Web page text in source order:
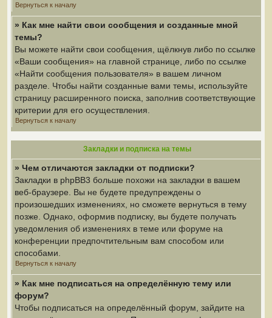
Вернуться к началу
» Как мне найти свои сообщения и созданные мной
темы?
Вы можете найти свои сообщения, щёлкнув либо по ссылке
«Ваши сообщения» на главной странице, либо по ссылке
«Найти сообщения пользователя» в вашем личном
разделе. Чтобы найти созданные вами темы, используйте
страницу расширенного поиска, заполнив соответствующие
критерии для его осуществления.
Вернуться к началу
Закладки и подписка на темы
» Чем отличаются закладки от подписки?
Закладки в phpBB3 больше похожи на закладки в вашем
веб-браузере. Вы не будете предупреждены о
произошедших изменениях, но сможете вернуться в тему
позже. Однако, оформив подписку, вы будете получать
уведомления об изменениях в теме или форуме на
конференции предпочтительным вам способом или
способами.
Вернуться к началу
» Как мне подписаться на определённую тему или
форум?
Чтобы подписаться на определённый форум, зайдите на